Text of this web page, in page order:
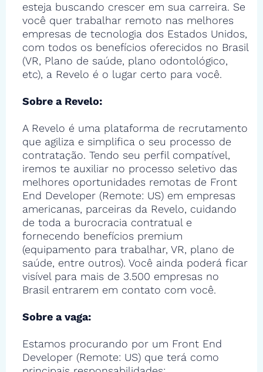
esteja buscando crescer em sua carreira. Se
você quer trabalhar remoto nas melhores
empresas de tecnologia dos Estados Unidos,
com todos os benefícios oferecidos no Brasil
(VR, Plano de saúde, plano odontológico,
etc), a Revelo é o lugar certo para você.
Sobre a Revelo:
A Revelo é uma plataforma de recrutamento
que agiliza e simplifica o seu processo de
contratação. Tendo seu perfil compatível,
iremos te auxiliar no processo seletivo das
melhores oportunidades remotas de Front
End Developer (Remote: US) em empresas
americanas, parceiras da Revelo, cuidando
de toda a burocracia contratual e
fornecendo benefícios premium
(equipamento para trabalhar, VR, plano de
saúde, entre outros). Você ainda poderá ficar
visível para mais de 3.500 empresas no
Brasil entrarem em contato com você.
Sobre a vaga:
Estamos procurando por um Front End
Developer (Remote: US) que terá como